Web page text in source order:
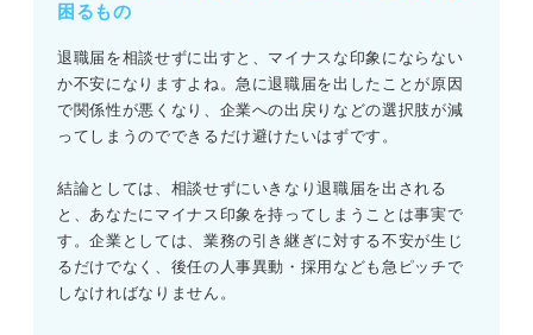
困るもの
退職届を相談せずに出すと、マイナスな印象にならない
か不安になりますよね。急に退職届を出したことが原因
で関係性が悪くなり、企業への出戻りなどの選択肢が減
ってしまうのでできるだけ避けたいはずです。
結論としては、相談せずにいきなり退職届を出される
と、あなたにマイナス印象を持ってしまうことは事実で
す。企業としては、業務の引き継ぎに対する不安が生じ
るだけでなく、後任の人事異動・採用なども急ピッチで
しなければなりません。